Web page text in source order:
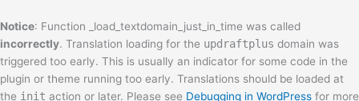
Notice: Function _load_textdomain_just_in_time was called
incorrectly. Translation loading for the updraftplus domain was
triggered too early. This is usually an indicator for some code in the
plugin or theme running too early. Translations should be loaded at
the init action or later. Please see Debugging in WordPress for more